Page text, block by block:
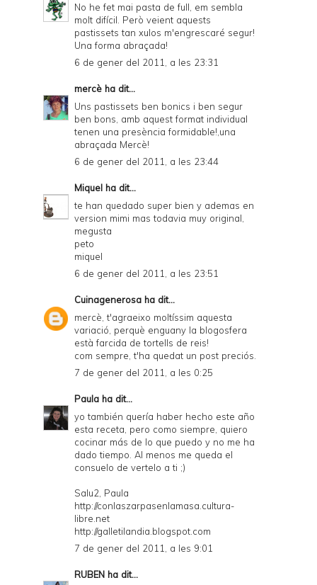
No he fet mai pasta de full, em sembla
molt difícil. Però veient aquests
pastissets tan xulos m'engrescaré segur!
Una forma abraçada!
6 de gener del 2011, a les 23:31
mercè ha dit...
Uns pastissets ben bonics i ben segur
ben bons, amb aquest format individual
tenen una presència formidable!,una
abraçada Mercè!
6 de gener del 2011, a les 23:44
Miquel ha dit...
te han quedado super bien y ademas en
version mimi mas todavia muy original,
megusta
peto
miquel
6 de gener del 2011, a les 23:51
Cuinagenerosa ha dit...
mercè, t'agraeixo moltíssim aquesta
variació, perquè enguany la blogosfera
està farcida de tortells de reis!
com sempre, t'ha quedat un post preciós.
7 de gener del 2011, a les 0:25
Paula ha dit...
yo también quería haber hecho este año
esta receta, pero como siempre, quiero
cocinar más de lo que puedo y no me ha
dado tiempo. Al menos me queda el
consuelo de vertelo a ti ;)
Salu2, Paula
http://conlaszarpasenlamasa.cultura-
libre.net
http://galletilandia.blogspot.com
7 de gener del 2011, a les 9:01
RUBEN ha dit...